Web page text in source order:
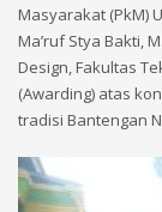
Masyarakat (PkM)
Ma’ruf Stya Bakti,
Design, Fakultas
(Awarding) atas
tradisi Bantengan